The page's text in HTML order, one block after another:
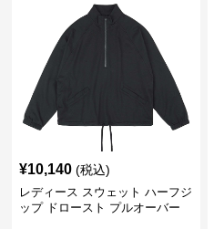
¥10,140 (税込)
レディース スウェット ハーフジ
ップ ドロースト プルオーバー